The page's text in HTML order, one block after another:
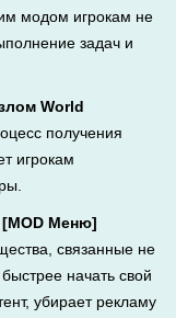
модом игрокам не
задач и
World
получения
игрокам
[MOD Меню]
связанные не
начать свой
убирает рекламу